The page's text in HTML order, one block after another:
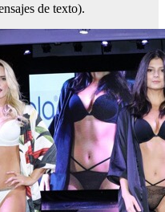
de texto).